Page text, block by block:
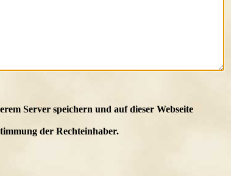
Server speichern und auf dieser Webseite
der Rechteinhaber.